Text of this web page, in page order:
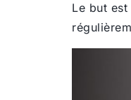
Le but